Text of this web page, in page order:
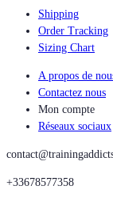
Shipping
Order Tracking
Sizing Chart
A propos de
Contactez nous
Mon compte
Réseaux sociaux
+33678577358